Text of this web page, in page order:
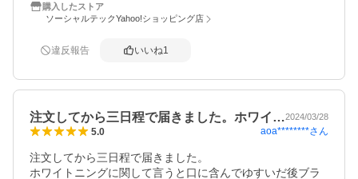
続けてみても良さそうな商品でした。
購入したストア
ソーシャルテックYahoo!ショッピング店
違反報告 いいね1
注文してから三日程で届きました。ホワイ…2024/03/28
5.0 aoa********さん
注文してから三日程で届きました。
ホワイトニングに関して言うと口に含んでゆすいだ後ブラ